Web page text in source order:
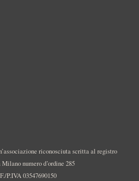
riconosciuta scritta al registro
numero d’ordine 285
P.IVA 03547690150